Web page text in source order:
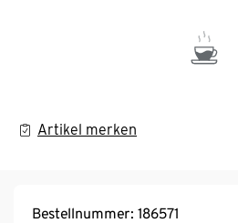
Artikel merken
Bestellnummer: 186571